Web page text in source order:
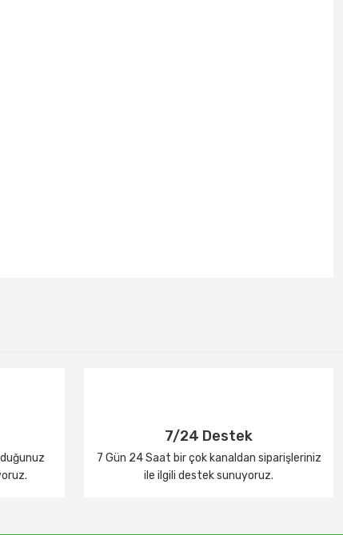
7/24 Destek
7 Gün 24 Saat bir çok kanaldan siparişleriniz
ile ilgili destek sunuyoruz.